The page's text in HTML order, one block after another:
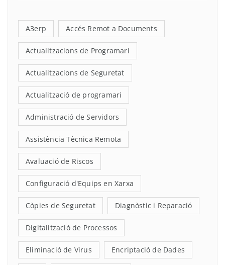
A3erp Accés Remot a Documents
Actualitzacions de Programari
Actualitzacions de Seguretat
Actualització de programari
Administració de Servidors
Assistència Tècnica Remota
Avaluació de Riscos
Configuració d'Equips en Xarxa
Còpies de Seguretat Diagnòstic i Reparació
Digitalització de Processos
Eliminació de Virus Encriptació de Dades